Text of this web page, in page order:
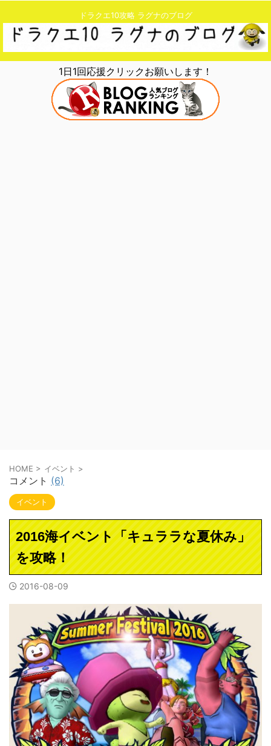
ドラクエ10攻略 ラグナのブログ
1日1回応援クリックお願いします！
HOME > イベント >
コメント (6)
イベント
2016海イベント「キュララな夏休み」
を攻略！
2016-08-09